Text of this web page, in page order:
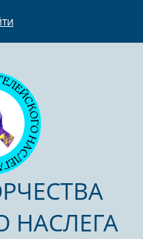
НАСЛЕГА